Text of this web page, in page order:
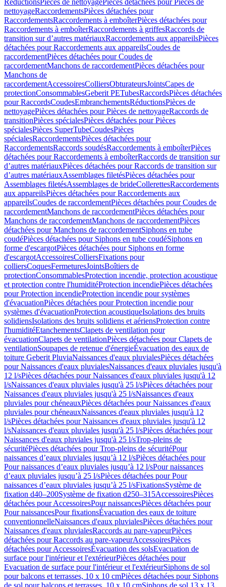
RéductionsPièces de nettoyagePièces détachées pour Pièces de
nettoyageRaccordementsPièces détachées pour
RaccordementsRaccordements à emboîterPièces détachées pour
Raccordements à emboîterRaccordements à griffesRaccords de
transition sur d’autres matériauxRaccordements aux appareilsPièces
détachées pour Raccordements aux appareilsCoudes de
raccordementPièces détachées pour Coudes de
raccordementManchons de raccordementPièces détachées pour
Manchons de
raccordementAccessoiresColliersObturateursJointsCapes de
protectionConsommablesGeberit PETubesRaccordsPièces détachées
pour RaccordsCoudesEmbranchementsRéductionsPièces de
nettoyagePièces détachées pour Pièces de nettoyageRaccords de
transitionPièces spécialesPièces détachées pour Pièces
spécialesPièces SuperTubeCoudesPièces
spécialesRaccordementsPièces détachées pour
RaccordementsRaccords soudésRaccordements à emboîterPièces
détachées pour Raccordements à emboîterRaccords de transition sur
d’autres matériauxPièces détachées pour Raccords de transition sur
d’autres matériauxAssemblages filetésPièces détachées pour
Assemblages filetésAssemblages de brideCollerettesRaccordements
aux appareilsPièces détachées pour Raccordements aux
appareilsCoudes de raccordementPièces détachées pour Coudes de
raccordementManchons de raccordementPièces détachées pour
Manchons de raccordementManchons de raccordementPièces
détachées pour Manchons de raccordementSiphons en tube
coudéPièces détachées pour Siphons en tube coudéSiphons en
forme d'escargotPièces détachées pour Siphons en forme
d'escargotAccessoiresColliersFixations pour
colliersCoquesFermeturesJointsBoîtiers de
protectionConsommablesProtection incendie, protection acoustique
et protection contre l'humiditéProtection incendiePièces détachées
pour Protection incendieProtection incendie pour systèmes
d'évacuationPièces détachées pour Protection incendie pour
systèmes d'évacuationProtection acoustiqueIsolations des bruits
solidiensIsolations des bruits solidiens et aériensProtection contre
l'humiditéEtanchementsClapets de ventilation pour
évacuationClapets de ventilationPièces détachées pour Clapets de
ventilationSoupapes de retenue d'énergieÉvacuation des eaux de
toiture Geberit PluviaNaissances d'eaux pluvialesPièces détachées
pour Naissances d'eaux pluvialesNaissances d'eaux pluviales jusqu'à
12 l/sPièces détachées pour Naissances d'eaux pluviales jusqu'à 12
l/sNaissances d'eaux pluviales jusqu'à 25 l/sPièces détachées pour
Naissances d'eaux pluviales jusqu'à 25 l/sNaissances d'eaux
pluviales pour chéneauxPièces détachées pour Naissances d'eaux
pluviales pour chéneauxNaissances d'eaux pluviales jusqu'à 12
l/sPièces détachées pour Naissances d'eaux pluviales jusqu'à 12
l/sNaissances d'eaux pluviales jusqu'à 25 l/sPièces détachées pour
Naissances d'eaux pluviales jusqu'à 25 l/sTrop-pleins de
sécuritéPièces détachées pour Trop-pleins de sécuritéPour
naissances d’eaux pluviales jusqu’à 12 l/sPièces détachées pour
Pour naissances d’eaux pluviales jusqu’à 12 l/sPour naissances
d’eaux pluviales jusqu’à 25 l/sPièces détachées pour Pour
naissances d’eaux pluviales jusqu’à 25 l/sFixationsSystème de
fixation d40–200Système de fixation d250–315AccessoiresPièces
détachées pour AccessoiresPour naissancesPièces détachées pour
Pour naissancesPour fixationsÉvacuation des eaux de toiture
conventionnelleNaissances d'eaux pluvialesPièces détachées pour
Naissances d'eaux pluvialesRaccords au pare-vapeurPièces
détachées pour Raccords au pare-vapeurAccessoiresPièces
détachées pour AccessoiresÉvacuation des solsEvacuation de
surface pour l'intérieur et l'extérieurPièces détachées pour
Evacuation de surface pour l'intérieur et l'extérieurSiphons de sol
pour balcons et terrasses, 10 x 10 cmPièces détachées pour Siphons
de sol pour balcons et terrasses, 10 x 10 cmSiphons de sol 13 x 13